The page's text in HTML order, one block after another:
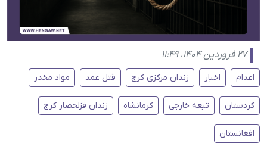
۲۷ فروردین ۱۴۰۴، ۱۱:۴۹
اعدام اخبار زندان مرکزی کرج قتل عمد مواد مخدر
کردستان تبعه خارجی کرمانشاه زندان قزلحصار کرج
افغانستان